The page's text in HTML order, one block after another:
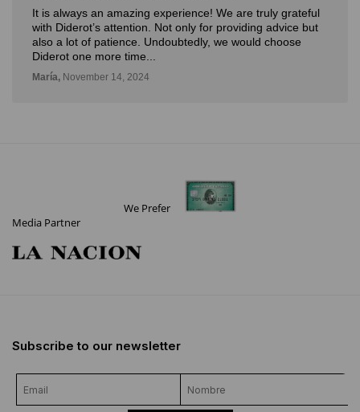
It is always an amazing experience! We are truly grateful
with Diderot’s attention. Not only for providing advice but
also a lot of patience. Undoubtedly, we would choose
Diderot one more time...
María, November 14, 2024
We Prefer
Media Partner
Subscribe to our newsletter